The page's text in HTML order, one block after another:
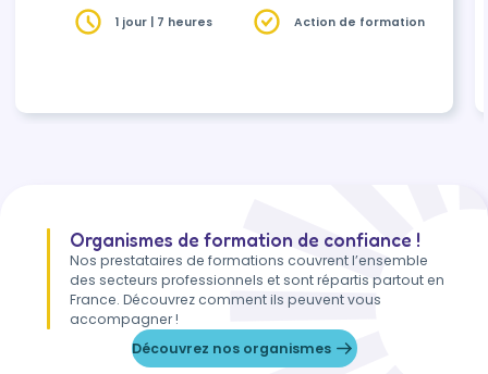
1 jour | 7 heures Action de formation
Organismes de formation de confiance !
Nos prestataires de formations couvrent l’ensemble
des secteurs professionnels et sont répartis partout en
France. Découvrez comment ils peuvent vous
accompagner !
Découvrez nos organismes